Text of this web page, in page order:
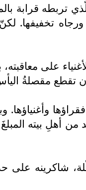
تربطه قرابة
ورجاه
على
تقطع مقصلةُ
أهلِ بيته